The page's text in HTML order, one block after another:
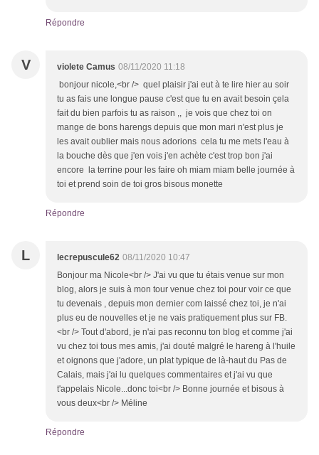
Répondre
V violete Camus 08/11/2020 11:18
bonjour nicole,<br /> quel plaisir j'ai eut à te lire hier au soir
tu as fais une longue pause c'est que tu en avait besoin çela
fait du bien parfois tu as raison ,, je vois que chez toi on
mange de bons harengs depuis que mon mari n'est plus je
les avait oublier mais nous adorions cela tu me mets l'eau à
la bouche dès que j'en vois j'en achète c'est trop bon j'ai
encore la terrine pour les faire oh miam miam belle journée à
toi et prend soin de toi gros bisous monette
Répondre
L lecrepuscule62 08/11/2020 10:47
Bonjour ma Nicole<br /> J'ai vu que tu étais venue sur mon
blog, alors je suis à mon tour venue chez toi pour voir ce que
tu devenais , depuis mon dernier com laissé chez toi, je n'ai
plus eu de nouvelles et je ne vais pratiquement plus sur FB.
<br /> Tout d'abord, je n'ai pas reconnu ton blog et comme j'ai
vu chez toi tous mes amis, j'ai douté malgré le hareng à l'huile
et oignons que j'adore, un plat typique de là-haut du Pas de
Calais, mais j'ai lu quelques commentaires et j'ai vu que
t'appelais Nicole...donc toi<br /> Bonne journée et bisous à
vous deux<br /> Méline
Répondre